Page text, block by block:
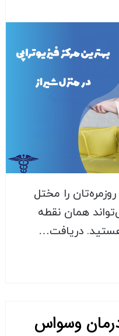
را مختل
همان نقطه
دریافت…
درمان وسواس